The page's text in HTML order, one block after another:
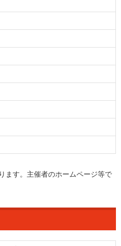
ます。主催者のホームページ等で